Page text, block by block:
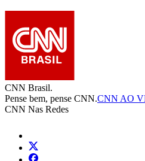
CNN Brasil.
Pense bem, pense CNN.CNN AO
CNN Nas Redes